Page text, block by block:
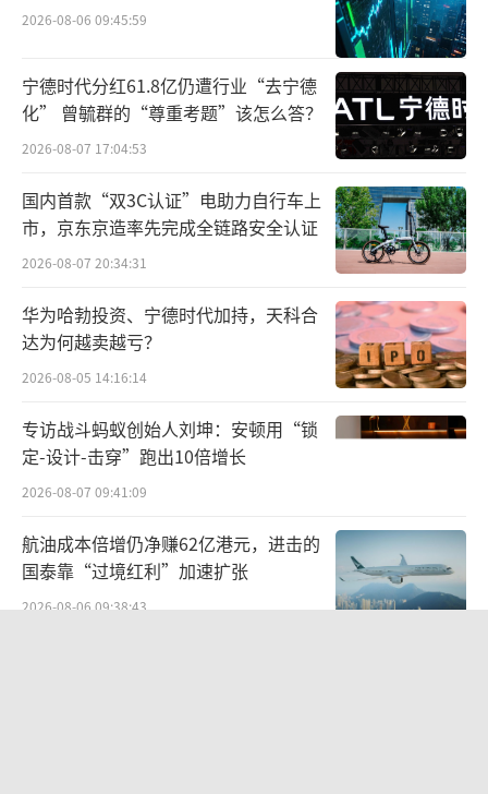
在黑猫投诉平台上，关于易车的投诉量三
年增长470%，其中"虚假车源""诱导贷款""检
测报告造假"成为高频关键词。某车主在投诉中
详细描述：通过易车购买的"准新车"，提车三
天后发现变速箱存在严重顿挫，而购车前检测
报告却显示"全车无重大事故"。
这种信任危机的根源，在于平台商业模式
的根本性矛盾。作为连接车企与消费者的中
介，易车本质上需要平衡两方利益：既要为车
企提供曝光服务收取广告费，又要维护消费者
权益以保持平台公信力。但在实际运营中，广
告收入的刚性需求往往迫使平台向车企妥协。
2026-08-06 09:45:59
宁德时代分红61.8亿仍遭行业“去宁德
化” 曾毓群的“尊重考题”该怎么答？
2026-08-07 17:04:53
国内首款“双3C认证”电助力自行车上
市，京东京造率先完成全链路安全认证
2026-08-07 20:34:31
华为哈勃投资、宁德时代加持，天科合
达为何越卖越亏？
2026-08-05 14:16:14
专访战斗蚂蚁创始人刘坤：安顿用“锁
定-设计-击穿”跑出10倍增长
2026-08-07 09:41:09
航油成本倍增仍净赚62亿港元，进击的
国泰靠“过境红利”加速扩张
2026-08-06 09:38:43